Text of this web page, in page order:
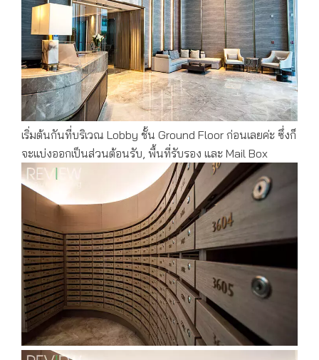
เริ่มต้นกันที่บริเวณ Lobby ชั้น Ground Floor ก่อนเลยค่ะ ซึ่งก็
จะแบ่งออกเป็นส่วนต้อนรับ, พื้นที่รับรอง และ Mail Box